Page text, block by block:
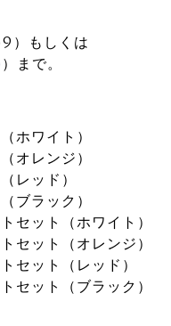
）もしくは
）まで。
ホワイト）
オレンジ）
レッド）
ブラック）
セット（ホワイト）
セット（オレンジ）
セット（レッド）
セット（ブラック）